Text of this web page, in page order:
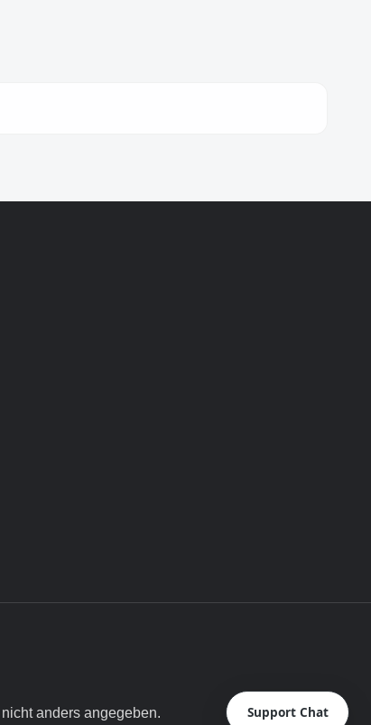
anders angegeben. Support Chat